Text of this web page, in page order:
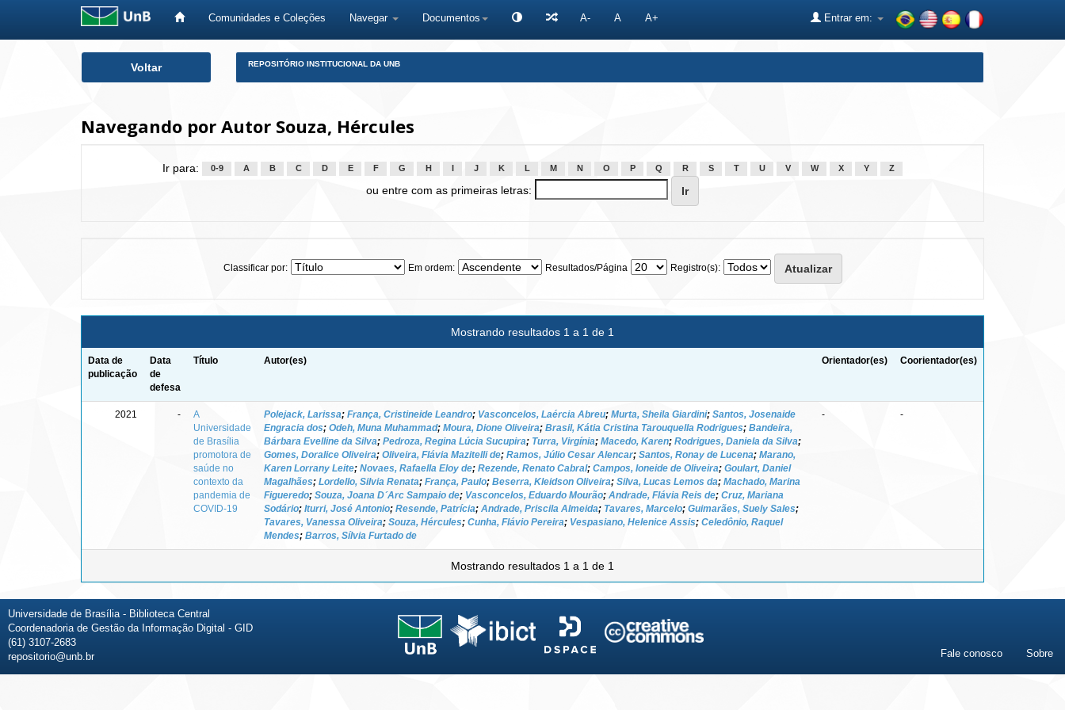
Comunidades e Coleções Navegar Documentos A- A A+ Entrar em:
Voltar REPOSITÓRIO INSTITUCIONAL DA UNB
Navegando por Autor Souza, Hércules
Ir para: 0-9 A B C D E F G H J K L M N O P Q R S T U V W X Y Z
ou entre com as primeiras letras:
Classificar por: Em ordem: Resultados/Página Registro(s):
Mostrando resultados 1 a 1 de 1
Data de
publicação
Data
de
defesa
Título Autor(es) Orientador(es) Coorientador(es)
2021 -
A
Universidade
de Brasília
promotora de
saúde no
contexto da
pandemia de
COVID-19
Polejack, Larissa; França, Cristineide Leandro; Vasconcelos, Laércia Abreu; Murta, Sheila Giardini; Santos, Josenaide
Engracia dos; Odeh, Muna Muhammad; Moura, Dione Oliveira; Brasil, Kátia Cristina Tarouquella Rodrigues; Bandeira,
Bárbara Evelline da Silva; Pedroza, Regina Lúcia Sucupira; Turra, Virgínia; Macedo, Karen; Rodrigues, Daniela da Silva;
Gomes, Doralice Oliveira; Oliveira, Flávia Mazitelli de; Ramos, Júlio Cesar Alencar; Santos, Ronay de Lucena; Marano,
Karen Lorrany Leite; Novaes, Rafaella Eloy de; Rezende, Renato Cabral; Campos, Ioneide de Oliveira; Goulart, Daniel
Magalhães; Lordello, Silvia Renata; França, Paulo; Beserra, Kleidson Oliveira; Silva, Lucas Lemos da; Machado, Marina
Figueredo; Souza, Joana D´Arc Sampaio de; Vasconcelos, Eduardo Mourão; Andrade, Flávia Reis de; Cruz, Mariana
Sodário; Iturri, José Antonio; Resende, Patrícia; Andrade, Priscila Almeida; Tavares, Marcelo; Guimarães, Suely Sales;
Tavares, Vanessa Oliveira; Souza, Hércules; Cunha, Flávio Pereira; Vespasiano, Helenice Assis; Celedônio, Raquel
Mendes; Barros, Sílvia Furtado de
- -
Mostrando resultados 1 a 1 de 1
Universidade de Brasília - Biblioteca Central
Coordenadoria de Gestão da Informação Digital - GID
(61) 3107-2683
repositorio@unb.br
Fale conosco Sobre